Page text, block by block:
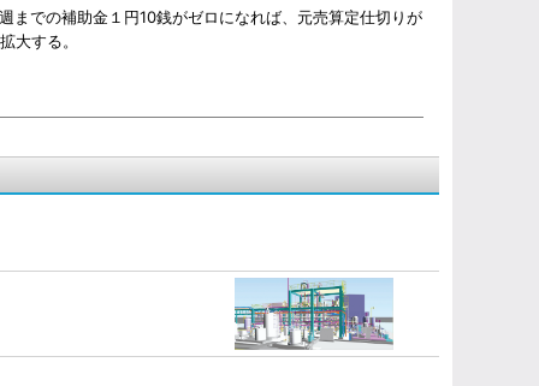
での補助金１円10銭がゼロになれば、元売算定仕切りが
大する。